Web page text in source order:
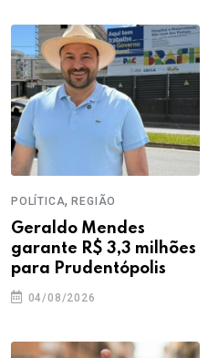
POLÍTICA,REGIÃO
Geraldo Mendes
garante R$ 3,3 milhões
para Prudentópolis
04/08/2026